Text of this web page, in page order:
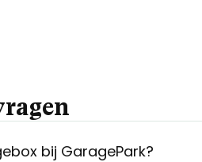
bij GaragePark?